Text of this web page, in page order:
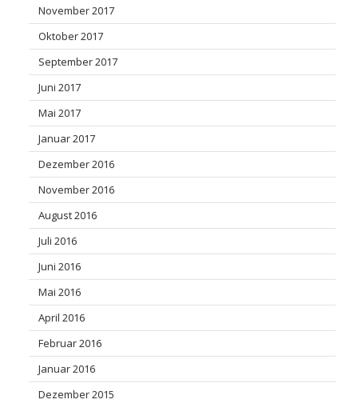
November 2017
Oktober 2017
September 2017
Juni 2017
Mai 2017
Januar 2017
Dezember 2016
November 2016
August 2016
Juli 2016
Juni 2016
Mai 2016
April 2016
Februar 2016
Januar 2016
Dezember 2015